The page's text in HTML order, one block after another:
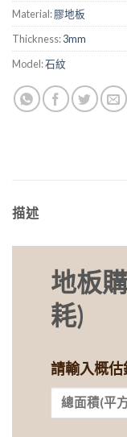
Material:膠地板
Thickness:3mm
Model:石紋
描述
地板
耗)
請輸入概估